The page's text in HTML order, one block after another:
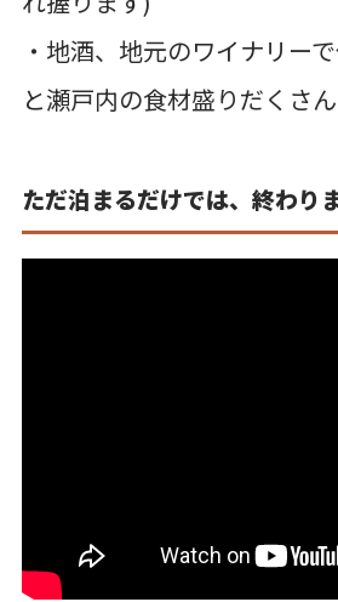
・地酒、地元のワイナリー
と瀬戸内の食材盛りだくさ
ただ泊まるだけでは、終わり